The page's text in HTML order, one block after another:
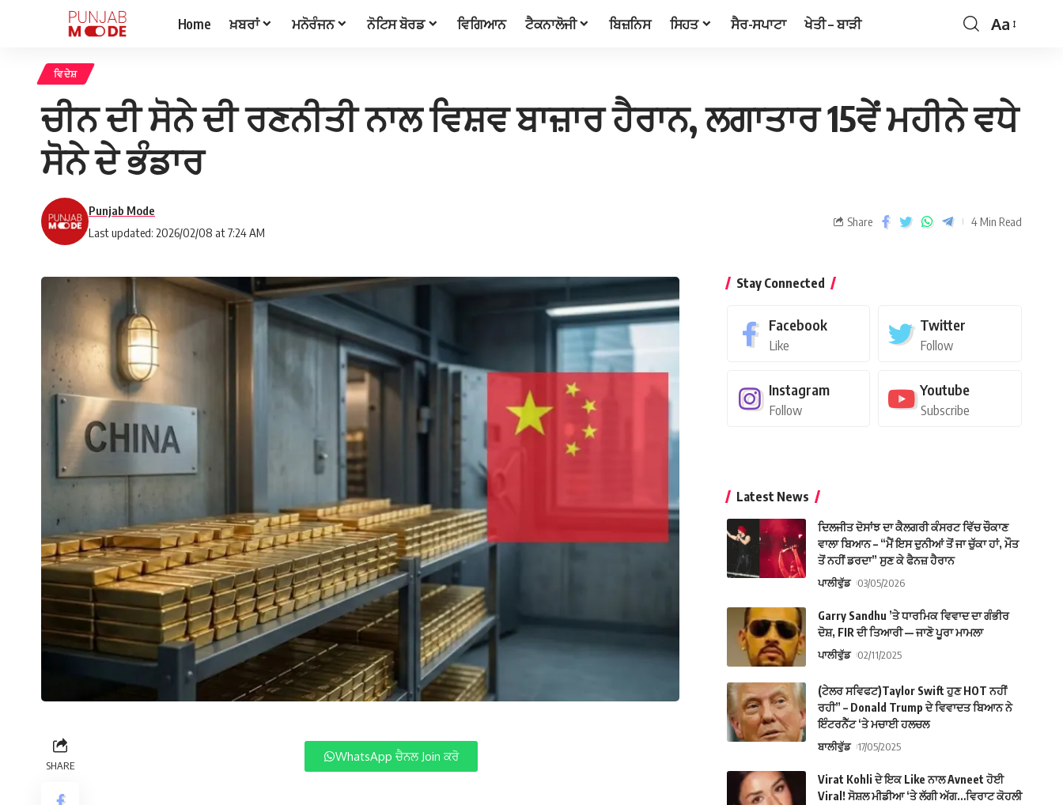
Home ਖ਼ਬਰਾਂ ਮਨੋਰੰਜਨ ਨੋਟਿਸ ਬੋਰਡ ਵਿਗਿਆਨ ਟੈਕਨਾਲੋਜੀ ਬਿਜ਼ਨਿਸ ਸਿਹਤ ਸੈਰ-ਸਪਾਟਾ ਖੇਤੀ – ਬਾੜੀ Aa
ਵਿਦੇਸ਼
ਚੀਨ ਦੀ ਸੋਨੇ ਦੀ ਰਣਨੀਤੀ ਨਾਲ ਵਿਸ਼ਵ ਬਾਜ਼ਾਰ ਹੈਰਾਨ, ਲਗਾਤਾਰ 15ਵੇਂ ਮਹੀਨੇ ਵਧੇ
ਸੋਨੇ ਦੇ ਭੰਡਾਰ
Last updated: 2026/02/08 at 7:24 AM
Punjab Mode
Share 4 Min Read
SHARE
WhatsApp ਚੈਨਲ Join ਕਰੋ
Stay Connected
Facebook
Like
Twitter
Follow
Instagram
Follow
Youtube
Subscribe
Latest News
ਦਿਲਜੀਤ ਦੋਸਾਂਝ ਦਾ ਕੈਲਗਰੀ ਕੰਸਰਟ ਵਿੱਚ ਚੌਕਾਣ
ਵਾਲਾ ਬਿਆਨ – “ਮੈਂ ਇਸ ਦੁਨੀਆਂ ਤੋਂ ਜਾ ਚੁੱਕਾ ਹਾਂ, ਮੌਤ
ਤੋਂ ਨਹੀਂ ਡਰਦਾ” ਸੁਣ ਕੇ ਫੈਨਜ਼ ਹੈਰਾਨ
ਪਾਲੀਵੁੱਡ 03/05/2026
Garry Sandhu ’ਤੇ ਧਾਰਮਿਕ ਵਿਵਾਦ ਦਾ ਗੰਭੀਰ
ਦੋਸ਼, FIR ਦੀ ਤਿਆਰੀ — ਜਾਣੋ ਪੂਰਾ ਮਾਮਲਾ
ਪਾਲੀਵੁੱਡ 02/11/2025
(ਟੇਲਰ ਸਵਿਫਟ)Taylor Swift ਹੁਣ HOT ਨਹੀਂ
ਰਹੀ” – Donald Trump ਦੇ ਵਿਵਾਦਤ ਬਿਆਨ ਨੇ
ਇੰਟਰਨੈੱਟ ‘ਤੇ ਮਚਾਈ ਹਲਚਲ
ਬਾਲੀਵੁੱਡ 17/05/2025
Virat Kohli ਦੇ ਇਕ Like ਨਾਲ Avneet ਹੋਈ
Viral! ਸੋਸ਼ਲ ਮੀਡੀਆ ‘ਤੇ ਲੱਗੀ ਅੱਗ…ਵਿਰਾਟ ਕੋਹਲੀ